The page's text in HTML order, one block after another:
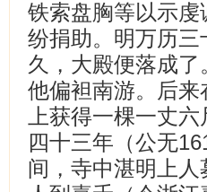
铁索盘胸等以示
纷捐助。明万历
久，大殿便落成
他偏袒南游。后
上获得一棵一丈
四十三年（公无
间，寺中湛明上